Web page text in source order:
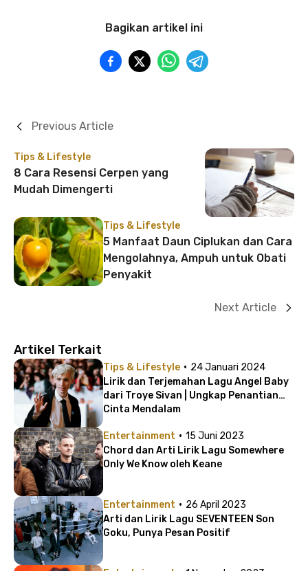
Bagikan artikel ini
Tips & Lifestyle
8 Cara Resensi Cerpen yang
Mudah Dimengerti
Previous Article
Tips & Lifestyle
5 Manfaat Daun Ciplukan dan Cara
Mengolahnya, Ampuh untuk Obati
Penyakit
Next Article
Artikel Terkait
Tips & Lifestyle · 24 Januari 2024
Lirik dan Terjemahan Lagu Angel Baby
dari Troye Sivan | Ungkap Penantian
Cinta Mendalam
Entertainment · 15 Juni 2023
Chord dan Arti Lirik Lagu Somewhere
Only We Know oleh Keane
Entertainment · 26 April 2023
Arti dan Lirik Lagu SEVENTEEN Son
Goku, Punya Pesan Positif